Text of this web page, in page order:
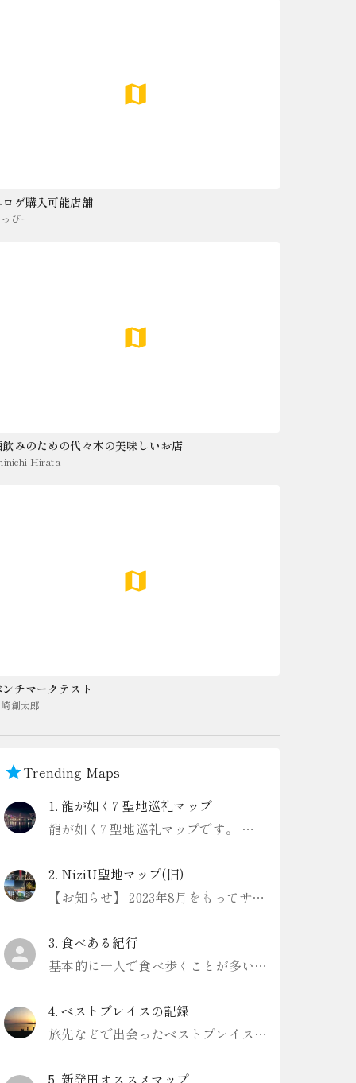
ロゲ購入可能店舗
ぴー
飲みのための代々木の美味しいお店
Hirata
チマークテスト
創太郎
Trending Maps
1. 龍が如く7 聖地巡礼マップ
龍が如く7 聖地巡礼マップです。 一部、解説にゲーム内のネタバレありますのでお気をつけください。
2. NiziU聖地マップ(旧)
【お知らせ】 2023年8月をもってサービスを終了しました Digroundというアプリ内でリニューアル版を作成したので、こちらをご利用ください https://www.diground.com/lp/user
3. 食べある紀行
基本的に一人で食べ歩くことが多いです。
4. ベストプレイスの記録
旅先などで出会ったベストプレイスを記録していきます。
5 新発田オススメマップ